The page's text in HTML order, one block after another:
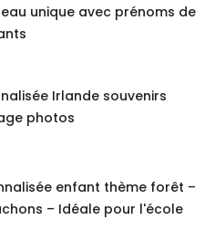
unique avec prénoms de
Irlande souvenirs
photos
enfant thème forêt –
– Idéale pour l'école